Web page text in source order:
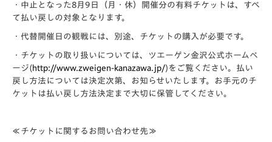
・中止となった8月9日（月・休）開催分の有料チケットは、すべ
て払い戻しの対象となります。
・代替開催日の観戦には、別途、チケットの購入が必要です。
・チケットの取り扱いについては、ツエーゲン金沢公式ホームペ
ージ(http://www.zweigen-kanazawa.jp/)をご覧ください。払い
戻し方法については決定次第、お知らせいたします。
お手元のチ
ケットは払い戻し方法決定まで大切に保管してください。
≪チケットに関するお問い合わせ先≫